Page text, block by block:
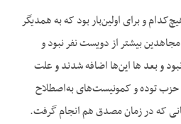
و برای اولین‌بار بود که به همدیگر
بیشتر از دویست نفر نبود و
بیشتر از ۱۵۰ نفر نبود و بعد ها این‌ها اضافه شدند و علت
توده و کمونیست‌های به‌اصطلاح
که در زمان مصدق هم انجام گرفت.